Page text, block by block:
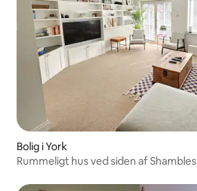
Bolig i York
Rummeligt hus ved siden af Shambles